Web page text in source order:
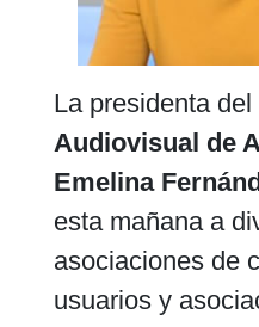
La presidenta del
Audiovisual de
Emelina
esta mañana a
asociaciones de
usuarios y